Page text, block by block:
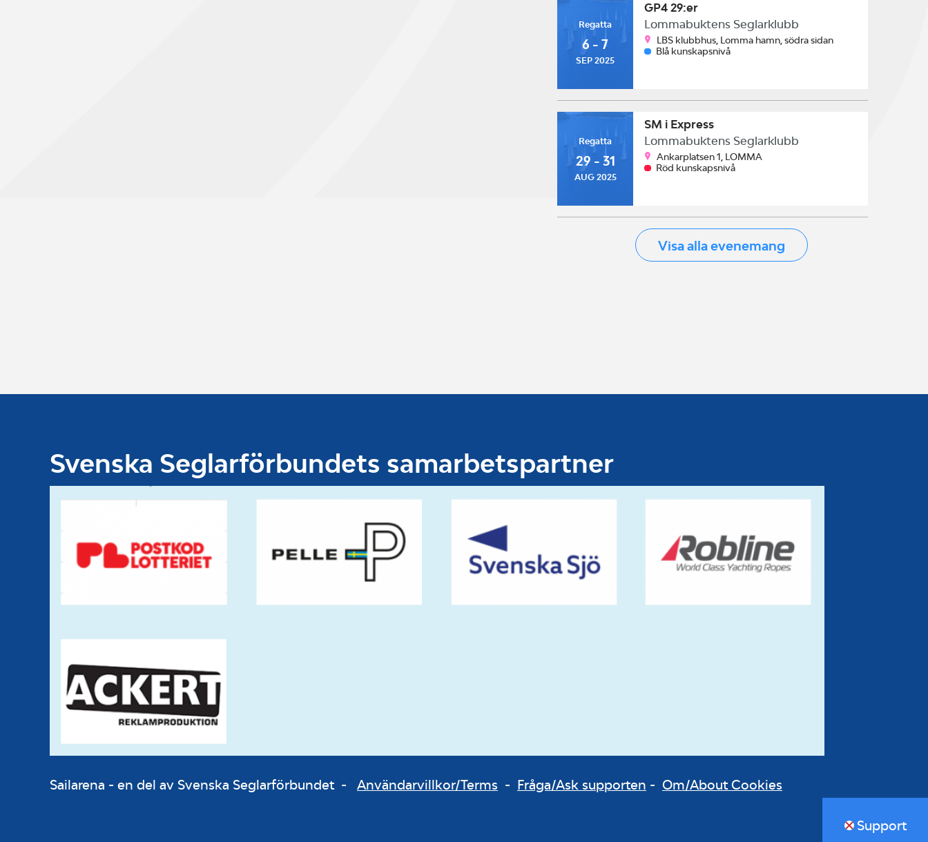
Regatta
6 - 7
SEP 2025
GP4 29:er
Lommabuktens Seglarklubb
LBS klubbhus, Lomma hamn, södra sidan
Blå kunskapsnivå
Regatta
29 - 31
AUG 2025
SM i Express
Lommabuktens Seglarklubb
Ankarplatsen 1, LOMMA
Röd kunskapsnivå
Visa alla evenemang
Svenska Seglarförbundets samarbetspartner
Sailarena - en del av Svenska Seglarförbundet - Användarvillkor/Terms - Fråga/Ask supporten - Om/About Cookies
Support